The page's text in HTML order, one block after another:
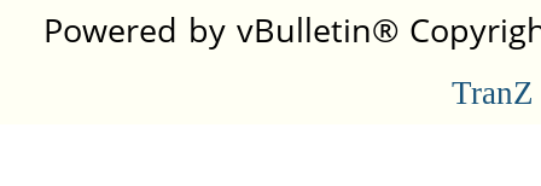
Powered by vBulletin®